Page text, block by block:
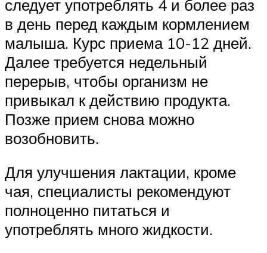
следует употреблять 4 и более раз
в день перед каждым кормлением
малыша. Курс приема 10-12 дней.
Далее требуется недельный
перерыв, чтобы организм не
привыкал к действию продукта.
Позже прием снова можно
возобновить.
Для улучшения лактации, кроме
чая, специалисты рекомендуют
полноценно питаться и
употреблять много жидкости.